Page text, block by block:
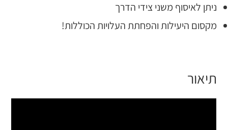
ניתן לאיסוף משני צידי הדרך
מקסום היעילות והפחתת העלויות הכוללות!
תיאור